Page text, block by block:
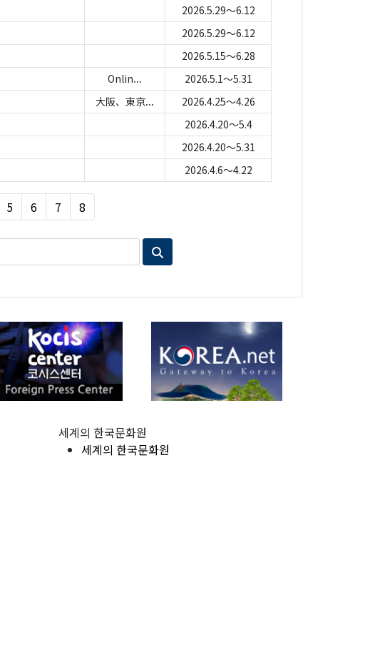
2026.5.29～6.12
2026.5.29～6.12
2026.5.15～6.28
Onlin...
2026.5.1～5.31
大阪、東京...
2026.4.25～4.26
2026.4.20～5.4
2026.4.20～5.31
2026.4.6～4.22
5 6 7 8
세계의 한국문화원
세계의 한국문화원